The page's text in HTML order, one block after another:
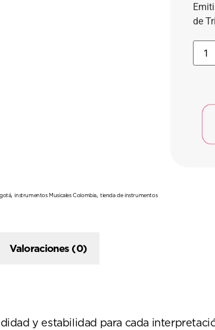
,instrumentos Musicales Colombia,tienda de instrumentos
de
Valoraciones (0)
y estabilidad para cada